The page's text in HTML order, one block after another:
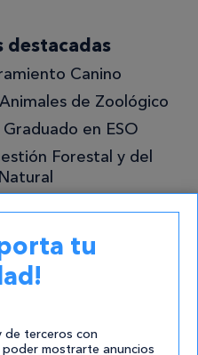
destacadas
Canino
de Zoológico
en ESO
Forestal y del
tu
de terceros con
mostrarte anuncios